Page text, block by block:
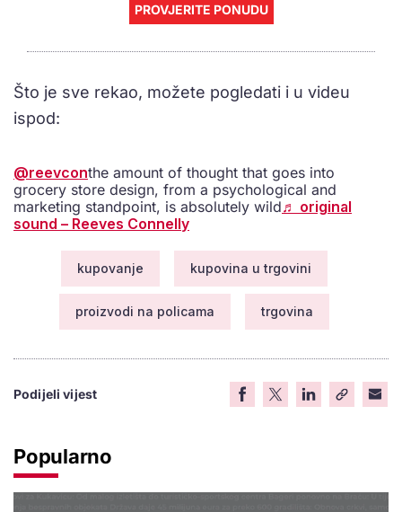
PROVJERITE PONUDU
Što je sve rekao, možete pogledati i u videu
ispod:
@reevconthe amount of thought that goes into
grocery store design, from a psychological and
marketing standpoint, is absolutely wild♬ original
sound – Reeves Connelly
kupovanje kupovina u trgovini
proizvodi na policama trgovina
Podijeli vijest
Popularno